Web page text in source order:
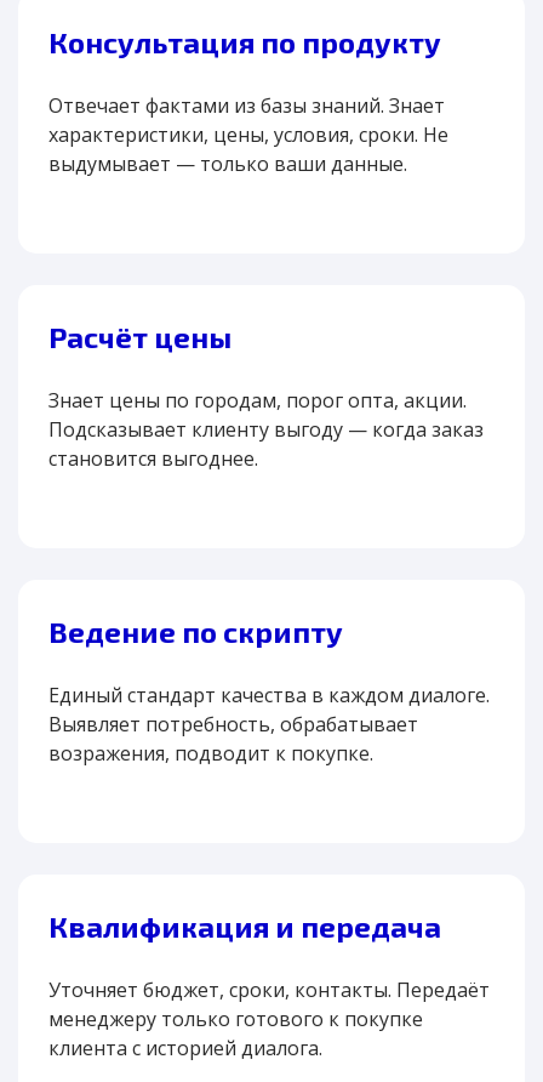
Консультация по продукту
Отвечает фактами из базы знаний. Знает
характеристики, цены, условия, сроки. Не
выдумывает — только ваши данные.
Расчёт цены
Знает цены по городам, порог опта, акции.
Подсказывает клиенту выгоду — когда заказ
становится выгоднее.
Ведение по скрипту
Единый стандарт качества в каждом диалоге.
Выявляет потребность, обрабатывает
возражения, подводит к покупке.
Квалификация и передача
Уточняет бюджет, сроки, контакты. Передаёт
менеджеру только готового к покупке
клиента с историей диалога.